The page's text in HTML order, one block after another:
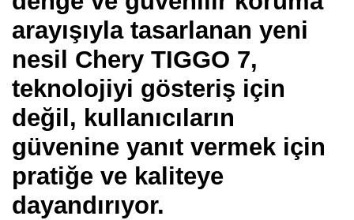
arayışıyla tasarlanan yeni
nesil Chery TIGGO 7,
teknolojiyi gösteriş için
değil, kullanıcıların
güvenine yanıt vermek için
pratiğe ve kaliteye
dayandırıyor.